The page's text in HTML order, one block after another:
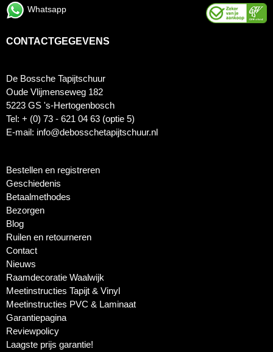
Whatsapp
CONTACTGEGEVENS
De Bossche Tapijtschuur
Oude Vlijmenseweg 182
5223 GS 's-Hertogenbosch
Tel: + (0) 73 - 621 04 63 (optie 5)
E-mail: info@debosschetapijtschuur.nl
Bestellen en registreren
Geschiedenis
Betaalmethodes
Bezorgen
Blog
Ruilen en retourneren
Contact
Nieuws
Raamdecoratie Waalwijk
Meetinstructies Tapijt & Vinyl
Meetinstructies PVC & Laminaat
Garantiepagina
Reviewpolicy
Laagste prijs garantie!